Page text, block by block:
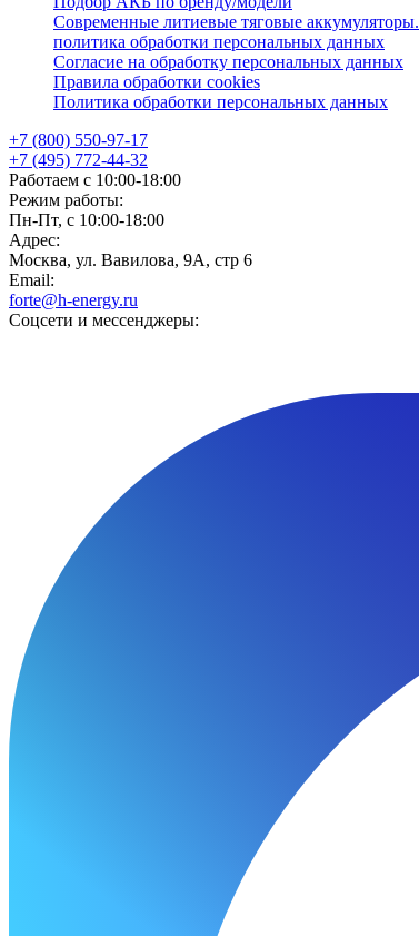
Современные литиевые тяговые аккумуляторы.
политика обработки персональных данных
Согласие на обработку персональных данных
Правила обработки cookies
Политика обработки персональных данных
+7 (800) 550-97-17
+7 (495) 772-44-32
Работаем с 10:00-18:00
Режим работы:
Пн-Пт, с 10:00-18:00
Адрес:
Москва, ул. Вавилова, 9А, стр 6
Email:
forte@h-energy.ru
Соцсети и мессенджеры: